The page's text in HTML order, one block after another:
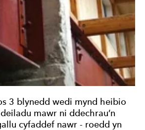
3 blynedd wedi mynd heibio
mawr ni ddechrau’n
cyfaddef nawr - roedd yn